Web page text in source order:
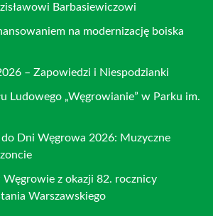
Barbasiewiczowi
na modernizację boiska
– Zapowiedzi i Niespodzianki
Ludowego „Węgrowianie” w Parku im.
Dni Węgrowa 2026: Muzyczne
z okazji 82. rocznicy
Warszawskiego